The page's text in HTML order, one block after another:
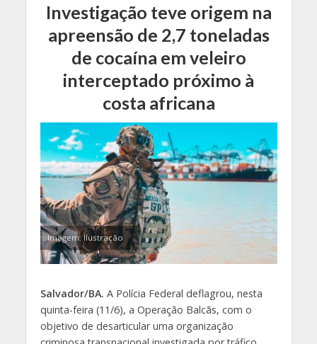
Investigação teve origem na
apreensão de 2,7 toneladas
de cocaína em veleiro
interceptado próximo à
costa africana
Imagem: Ilustração
Salvador/BA. A Polícia Federal deflagrou, nesta
quinta-feira (11/6), a Operação Balcãs, com o
objetivo de desarticular uma organização